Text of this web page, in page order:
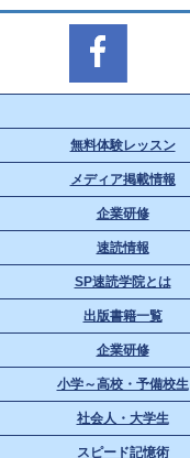
無料体験レッスン
メディア掲載情報
企業研修
速読情報
SP速読学院とは
出版書籍一覧
企業研修
小学～高校・予備校生
社会人・大学生
スピード記憶術